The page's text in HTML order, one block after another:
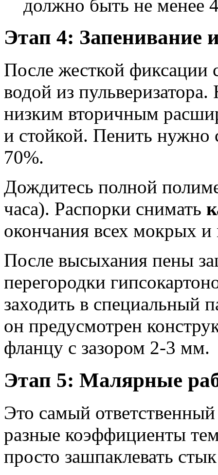
должно быть не менее
Этап 4: Запенивание
После жесткой фиксации
водой из
низким вторичным
и стойкой. Пенить нужно
70%.
Дождитесь полной
часа). Распорки снимать
окончания всех мокрых
После высыхания пены
перегородки
заходить в специальный
он предусмотрен
фланцу с зазором 2-3 мм.
Этап 5: Малярные
Это самый
разные коэффициенты
просто зашпаклевать